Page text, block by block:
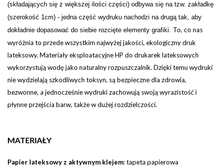
(składających się z większej ilości części) odbywa się na tzw. zakładkę
(szerokość 1cm) - jedna część wydruku nachodzi na drugą tak, aby
dokładnie dopasować do siebie rozcięte elementy grafiki. To, co nas
wyróżnia to przede wszystkim najwyżej jakości, ekologiczny druk
lateksowy. Materiały eksploatacyjne HP do drukarek lateksowych
wykorzystują wodę jako naturalny rozpuszczalnik. Dzięki temu wydruki
nie wydzielają szkodliwych toksyn, są bezpieczne dla zdrowia,
bezwonne, a jednocześnie wydruki zachowują swoją wyrazistość i
płynne przejścia barw, także w dużej rozdzielczości.
MATERIAŁY
Papier lateksowy z aktywnym klejem:tapeta papierowa